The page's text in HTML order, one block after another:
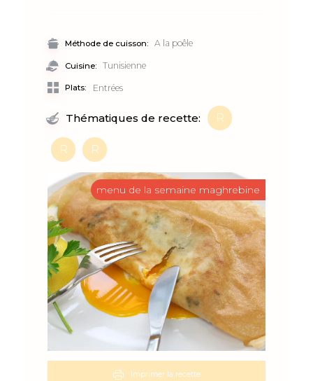
Méthode de cuisson: A la poêle
Cuisine: Tunisienne
Plats: Entrées
Thématiques de recette: R
R R
Imprimer la recette
menu de la semaine maghrebine